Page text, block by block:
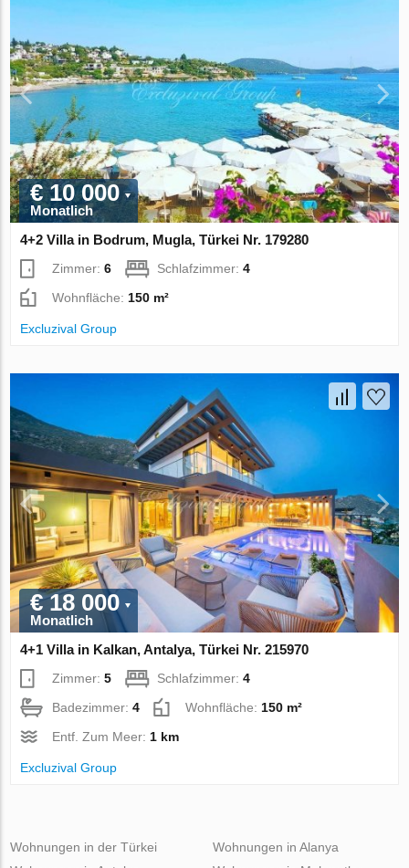
€ 10 000
Monatlich
4+2 Villa in Bodrum, Mugla, Türkei Nr. 179280
Zimmer:6 Schlafzimmer:4
Wohnfläche: 150 m²
Excluzival Group
€ 18 000
Monatlich
4+1 Villa in Kalkan, Antalya, Türkei Nr. 215970
Zimmer:5 Schlafzimmer:4
Badezimmer:4 Wohnfläche: 150 m²
Entf. Zum Meer: 1 km
Excluzival Group
Wohnungen in der Türkei
Wohnungen in Alanya